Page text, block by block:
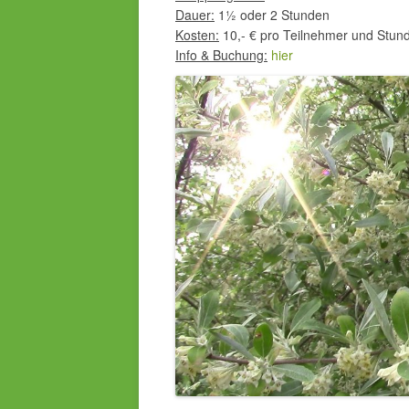
Dauer: 1½ oder 2 Stunden
Kosten: 10,- € pro Teilnehmer und
Info & Buchung: hier